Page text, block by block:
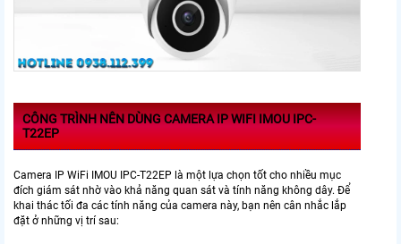
CÔNG TRÌNH NÊN DÙNG CAMERA IP WIFI IMOU IPC-
T22EP
Camera IP WiFi IMOU IPC-T22EP là một lựa chọn tốt cho nhiều mục
đích giám sát nhờ vào khả năng quan sát và tính năng không dây. Để
khai thác tối đa các tính năng của camera này, bạn nên cân nhắc lắp
đặt ở những vị trí sau: